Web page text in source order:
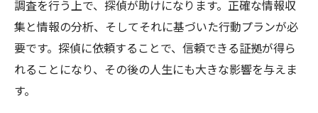
調査を行う上で、探偵が助けになります。正確な情報収
集と情報の分析、そしてそれに基づいた行動プランが必
要です。探偵に依頼することで、信頼できる証拠が得ら
れることになり、その後の人生にも大きな影響を与えま
す。